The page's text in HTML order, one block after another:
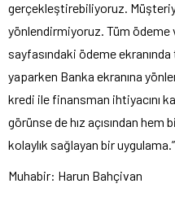
gerçekleştirebiliyoruz.
yönlendirmiyoruz. Tüm
sayfasındaki ödeme
yaparken Banka ekranına
kredi ile finansman ihtiyacını
görünse de hız açısından
kolaylık sağlayan bir
Muhabir: Harun Bahçivan